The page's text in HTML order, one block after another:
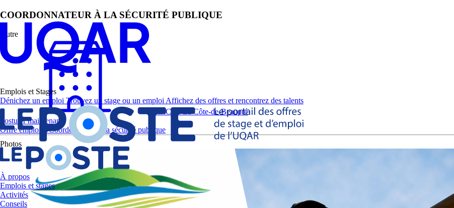
Emplois et Stages
Dénichez un emploi Trouvez un stage ou un emploi Affichez des offres et rencontrez des talents
À propos
Emplois et stages
Activités
Conseils
COORDONNATEUR À LA SÉCURITÉ PUBLIQUE
Autre
MRC de La Côte-de-Beaupré
Postuler maintenant
Offre emploi – Coordonnateur à la sécurité publique
Photos